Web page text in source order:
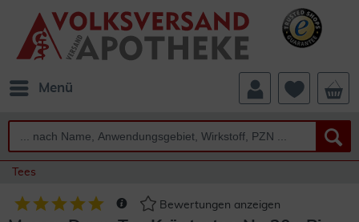
Menü
Tees
Bewertungen anzeigen